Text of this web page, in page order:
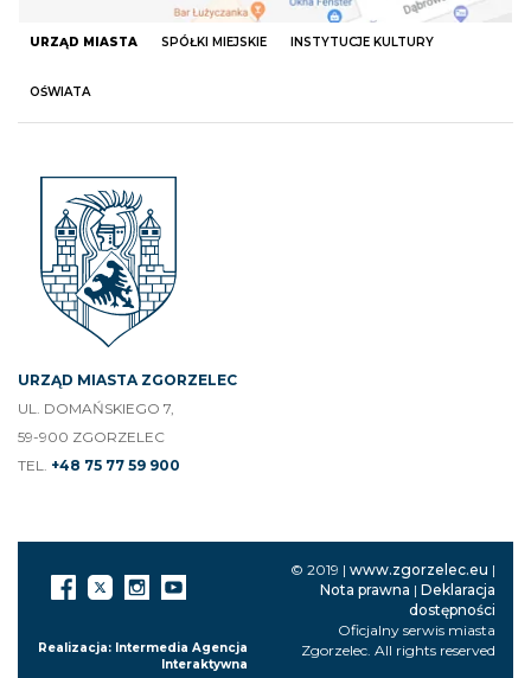
URZĄD MIASTA SPÓŁKI MIEJSKIE INSTYTUCJE KULTURY
OŚWIATA
URZĄD MIASTA ZGORZELEC
UL. DOMAŃSKIEGO 7,
59-900 ZGORZELEC
TEL. +48 75 77 59 900
© 2019 | www.zgorzelec.eu |
Nota prawna | Deklaracja
dostępności
Oficjalny serwis miasta
Zgorzelec. All rights reserved
Realizacja: Intermedia Agencja
Interaktywna